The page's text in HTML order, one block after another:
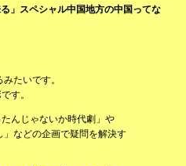
」スペシャル中国地方の中国ってな
たいです。
す。
たんじゃないか時代劇」や
」などの企画で疑問を解決す